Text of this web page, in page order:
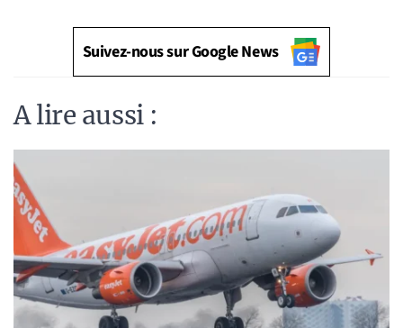
Suivez-nous sur Google News
A lire aussi :